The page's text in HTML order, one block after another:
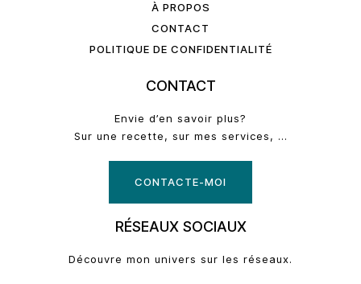
À PROPOS
CONTACT
POLITIQUE DE CONFIDENTIALITÉ
CONTACT
Envie d’en savoir plus?
Sur une recette, sur mes services, …
CONTACTE-MOI
RÉSEAUX SOCIAUX
Découvre mon univers sur les réseaux.